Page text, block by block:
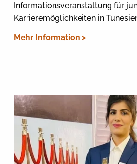
Informationsveranstaltung für
Karrieremöglichkeiten in
Mehr Information >